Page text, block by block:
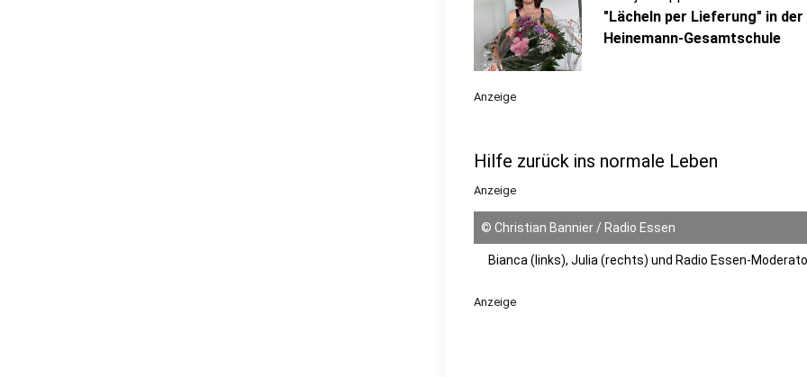
"Lächeln per Lieferung" in der
Heinemann-Gesamtschule
Anzeige
Hilfe zurück ins normale Leben
Anzeige
© Christian Bannier / Radio Essen
Bianca (links), Julia (rechts) und Radio Essen-
Anzeige